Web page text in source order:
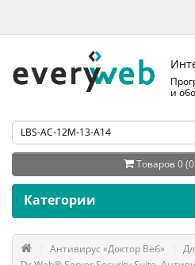
и
Товаров 0
Категории
Антивирус «Доктор Веб»